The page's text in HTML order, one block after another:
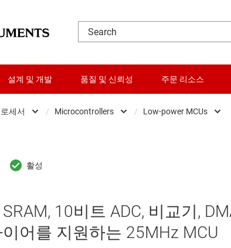
설계 및 개발 품질 및 신뢰성 주문 리소스
세서
파
인터페이스
전력 관리
/ Microcontrollers / Low-power MCUs
실시간
실시간
10비트 ADC, 비교기,
어를 지원하는 25MHz MCU